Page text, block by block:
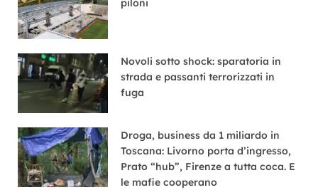
piloni
Novoli sotto shock: sparatoria in
strada e passanti terrorizzati in
fuga
Droga, business da 1 miliardo in
Toscana: Livorno porta d’ingresso,
Prato “hub”, Firenze a tutta coca. E
le mafie cooperano